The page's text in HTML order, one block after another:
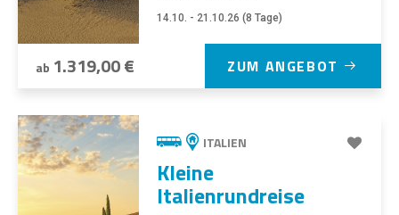
14.10. - 21.10.26 (8 Tage)
ab 1.319,00 € ZUM ANGEBOT
ITALIEN
Kleine
Italienrundreise